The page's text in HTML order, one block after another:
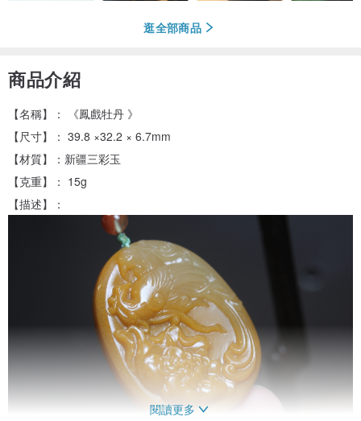
逛全部商品
商品介紹
【名稱】： 《鳳戲牡丹 》
【尺寸】： 39.8 ×32.2 × 6.7mm
【材質】：新疆三彩玉
【克重】： 15g
【描述】：
閱讀更多